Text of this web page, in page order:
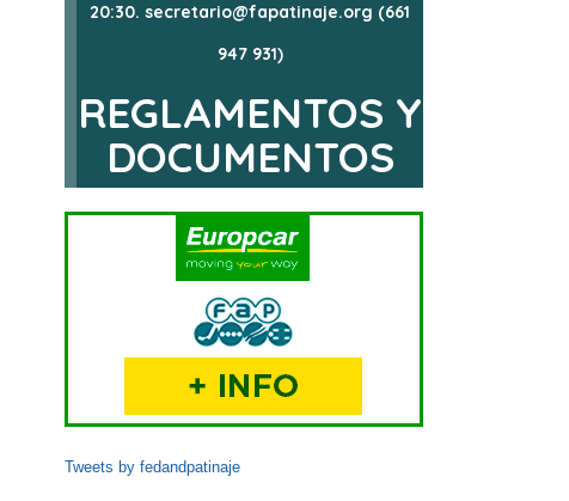
20:30. secretario@fapatinaje.org (661
947 931)
REGLAMENTOS Y
DOCUMENTOS
Tweets by fedandpatinaje